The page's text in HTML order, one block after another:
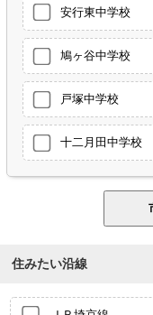
安行東中学校
鳩ヶ谷中学校
戸塚中学校
十二月田中学校
住みたい沿線